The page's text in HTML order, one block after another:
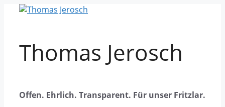
Zum
Thomas Jerosch
Offen. Ehrlich. Transparent. Für unser Fritzlar.